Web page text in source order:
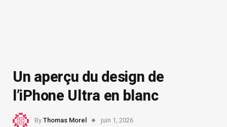
Un aperçu du design de
l’iPhone Ultra en blanc
By Thomas Morel
juin 1, 2026